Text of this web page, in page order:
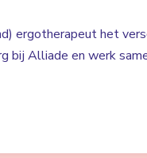
ergotherapeut het
bij Alliade en werk